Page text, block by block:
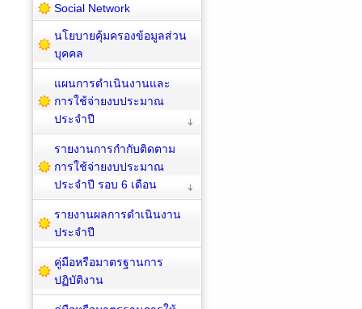
Social Network
นโยบายคุ้มครองข้อมูลส่วน
บุคคล
แผนการดำเนินงานและ
การใช้จ่ายงบประมาณ
ประจำปี
รายงานการกำกับติดตาม
การใช้จ่ายงบประมาณ
ประจำปี รอบ 6 เดือน
รายงานผลการดำเนินงาน
ประจำปี
คู่มือหรือมาตรฐานการ
ปฏิบัติงาน